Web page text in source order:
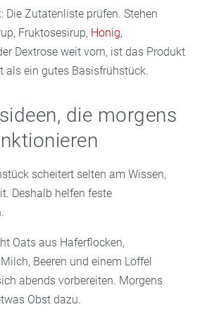
Die Zutatenliste prüfen. Stehen
Fruktosesirup, Honig,
Dextrose weit vorn, ist das Produkt
als ein gutes Basisfrühstück.
die morgens
scheitert selten am Wissen,
Deshalb helfen feste
Oats aus Haferflocken,
Beeren und einem Löffel
abends vorbereiten. Morgens
Obst dazu.